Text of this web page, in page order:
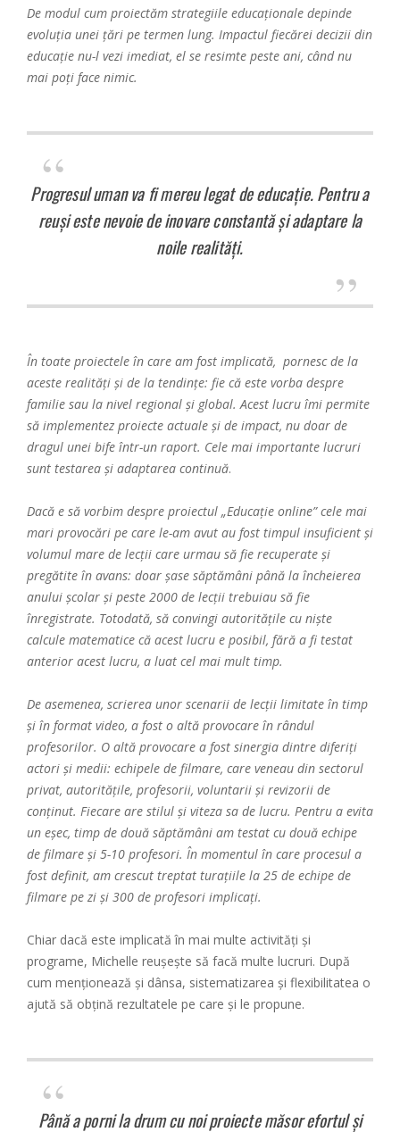
De modul cum proiectăm strategiile educaționale depinde
evoluția unei țări pe termen lung. Impactul fiecărei decizii din
educație nu-l vezi imediat, el se resimte peste ani, când nu
mai poți face nimic.
Progresul uman va fi mereu legat de educație. Pentru a
reuși este nevoie de inovare constantă și adaptare la
noile realități.
În toate proiectele în care am fost implicată, pornesc de la
aceste realități și de la tendințe: fie că este vorba despre
familie sau la nivel regional și global. Acest lucru îmi permite
să implementez proiecte actuale și de impact, nu doar de
dragul unei bife într-un raport. Cele mai importante lucruri
sunt testarea și adaptarea continuă.
Dacă e să vorbim despre proiectul „Educație online” cele mai
mari provocări pe care le-am avut au fost timpul insuficient și
volumul mare de lecții care urmau să fie recuperate și
pregătite în avans: doar șase săptămâni până la încheierea
anului școlar și peste 2000 de lecții trebuiau să fie
înregistrate. Totodată, să convingi autoritățile cu niște
calcule matematice că acest lucru e posibil, fără a fi testat
anterior acest lucru, a luat cel mai mult timp.
De asemenea, scrierea unor scenarii de lecții limitate în timp
și în format video, a fost o altă provocare în rândul
profesorilor. O altă provocare a fost sinergia dintre diferiți
actori și medii: echipele de filmare, care veneau din sectorul
privat, autoritățile, profesorii, voluntarii și revizorii de
conținut. Fiecare are stilul și viteza sa de lucru. Pentru a evita
un eșec, timp de două săptămâni am testat cu două echipe
de filmare și 5-10 profesori. În momentul în care procesul a
fost definit, am crescut treptat turațiile la 25 de echipe de
filmare pe zi și 300 de profesori implicați.
Chiar dacă este implicată în mai multe activități și
programe, Michelle reușește să facă multe lucruri. După
cum menționează și dânsa, sistematizarea și flexibilitatea o
ajută să obțină rezultatele pe care și le propune.
Până a porni la drum cu noi proiecte măsor efortul și